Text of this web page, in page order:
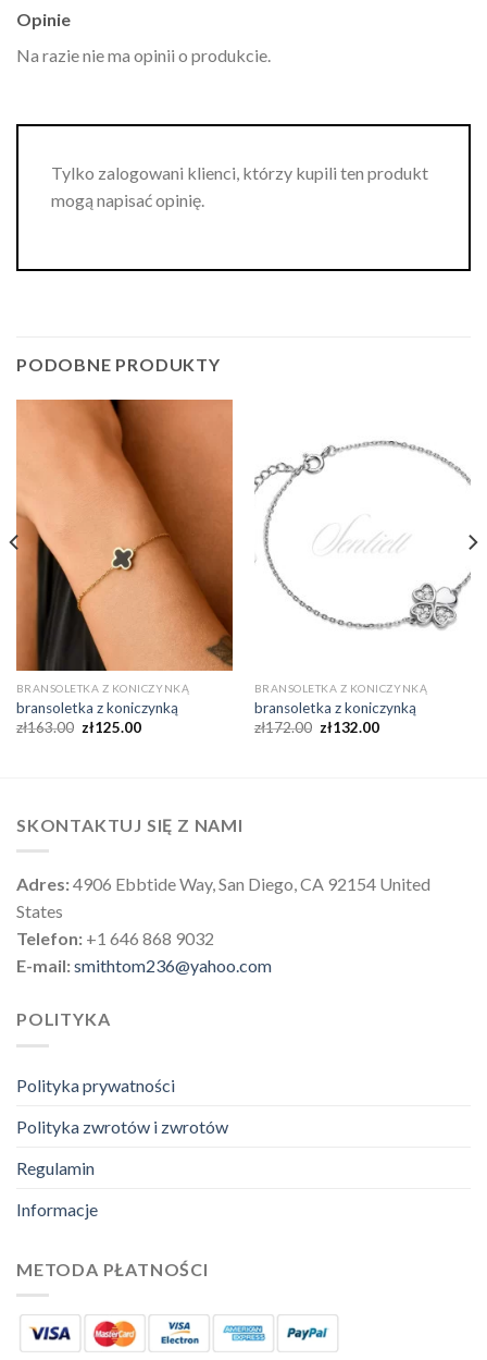
Opinie
Na razie nie ma opinii o produkcie.
Tylko zalogowani klienci, którzy kupili ten produkt
mogą napisać opinię.
PODOBNE PRODUKTY
BRANSOLETKA Z KONICZYNKĄ
bransoletka z koniczynką
zł163.00 zł125.00
BRANSOLETKA Z KONICZYNKĄ
bransoletka z koniczynką
zł172.00 zł132.00
SKONTAKTUJ SIĘ Z NAMI
Adres:4906 Ebbtide Way, San Diego, CA 92154 United
States
Telefon: +1 646 868 9032
E-mail:smithtom236@yahoo.com
POLITYKA
Polityka prywatności
Polityka zwrotów i zwrotów
Regulamin
Informacje
METODA PŁATNOŚCI